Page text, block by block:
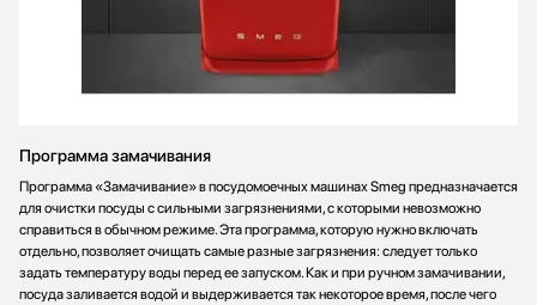
Программа замачивания
Программа «Замачивание» в посудомоечных машинах Smeg предназначается
для очистки посуды с сильными загрязнениями, с которыми невозможно
справиться в обычном режиме. Эта программа, которую нужно включать
отдельно, позволяет очищать самые разные загрязнения: следует только
задать температуру воды перед ее запуском. Как и при ручном замачивании,
посуда заливается водой и выдерживается так некоторое время, после чего